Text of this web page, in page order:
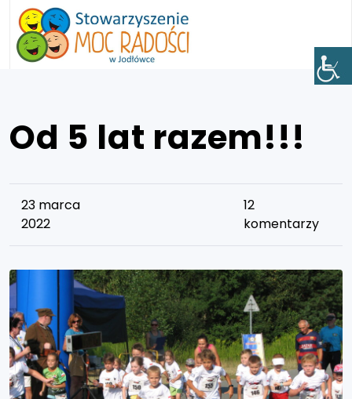
Od 5 lat razem!!!
23 marca
2022
12
komentarzy